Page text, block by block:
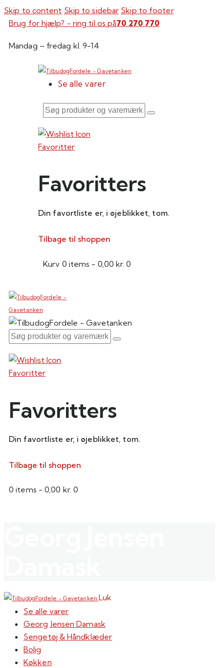
Skip to content Skip to sidebar Skip to footer
Brug for hjælp? - ring til os på70 270 770
Mandag – fredag kl. 9-14
Se alle varer
Søg
og
varemærker
Favoritter
Favoritters
Din favortliste er, i øjeblikket, tom.
Tilbage til shoppen
Kurv 0 items - 0,00 kr. 0
Favoritter
Favoritters
Din favortliste er, i øjeblikket, tom.
Tilbage til shoppen
0 items - 0,00 kr. 0
Luk
Se alle varer
Georg Jensen Damask
Sengetøj & Håndklæder
Bolig
Køkken